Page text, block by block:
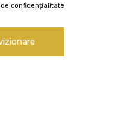
confidențialitate